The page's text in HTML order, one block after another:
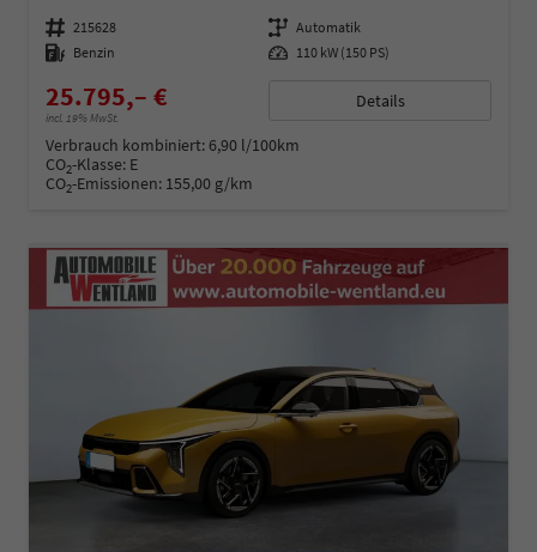
Fahrzeugnummer 215628 Getriebe Automatik
Kraftstoff Benzin Leistung 110 kW (150 PS)
25.795,– €
incl. 19% MwSt.
Details
Verbrauch kombiniert:6,90 l/100km
CO2-Klasse: E
CO2-Emissionen: 155,00 g/km